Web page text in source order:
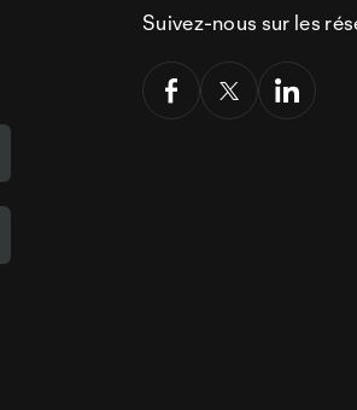
Suivez-nous sur les